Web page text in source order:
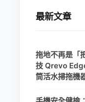
最新文章
拖地不再是「
技 Qrevo
筒活水掃拖機